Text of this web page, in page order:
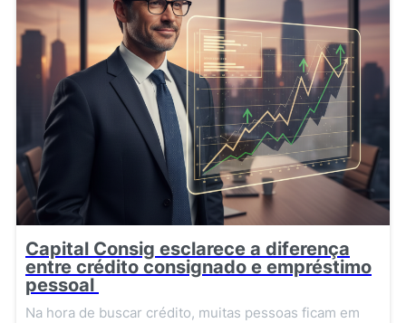
Capital Consig esclarece a diferença
entre crédito consignado e empréstimo
pessoal
Na hora de buscar crédito, muitas pessoas ficam em